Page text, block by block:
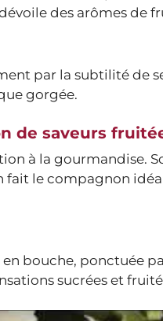
des arômes de
par la subtilité de
gorgée.
de saveurs
à la gourmandise.
le compagnon
bouche, ponctuée
sucrées et